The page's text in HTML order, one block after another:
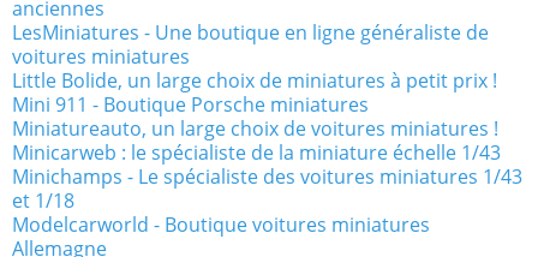
anciennes
LesMiniatures - Une boutique en ligne généraliste de
voitures miniatures
Little Bolide, un large choix de miniatures à petit prix !
Mini 911 - Boutique Porsche miniatures
Miniatureauto, un large choix de voitures miniatures !
Minicarweb : le spécialiste de la miniature échelle 1/43
Minichamps - Le spécialiste des voitures miniatures 1/43
et 1/18
Modelcarworld - Boutique voitures miniatures
Allemagne